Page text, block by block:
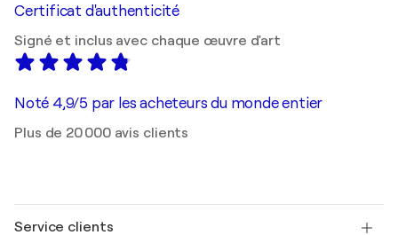
Certificat d'authenticité
Signé et inclus avec chaque œuvre d'art
Noté 4,9/5 par les acheteurs du monde entier
Plus de 20 000 avis clients
Service clients